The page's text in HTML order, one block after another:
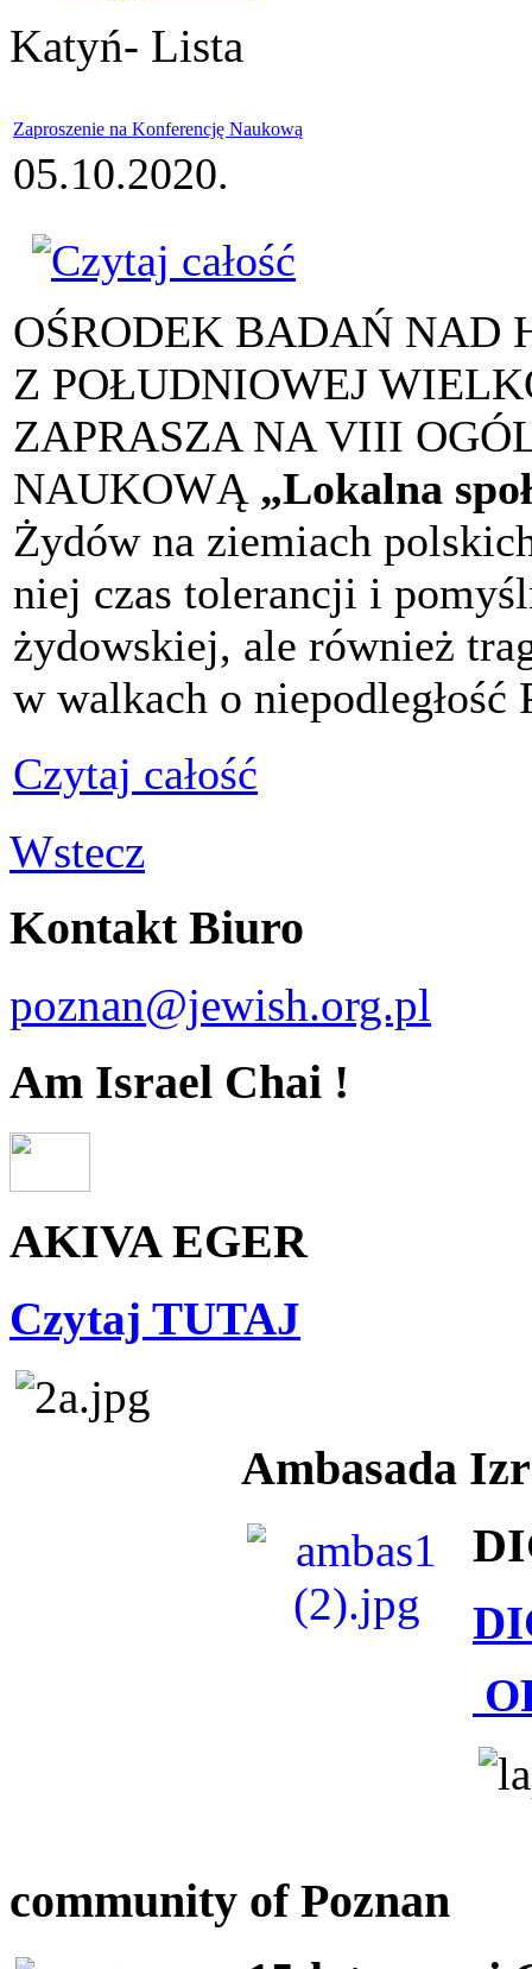
Katyń- Lista
Zaproszenie na Konferencję Naukową
05.10.2020.
OŚRODEK BADAŃ NAD
Z POŁUDNIOWEJ
ZAPRASZA NA VIII
NAUKOWĄ „Lokalna
Żydów na ziemiach
niej czas tolerancji i
żydowskiej, ale również
w walkach o
Czytaj całość
Wstecz
Kontakt Biuro
poznan@jewish.org.pl
Am Israel Chai !
AKIVA EGER
Czytaj TUTAJ
Ambasada
community of Poznan